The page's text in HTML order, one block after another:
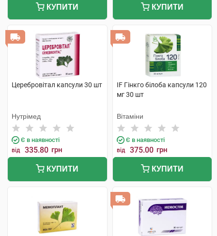
КУПИТИ КУПИТИ
Церебровітал капсули 30 шт
Нутрімед
Є в наявності
від 335.80 грн
КУПИТИ
IF Гінкго білоба капсули 120
мг 30 шт
Вітаміни
Є в наявності
від 375.00 грн
КУПИТИ